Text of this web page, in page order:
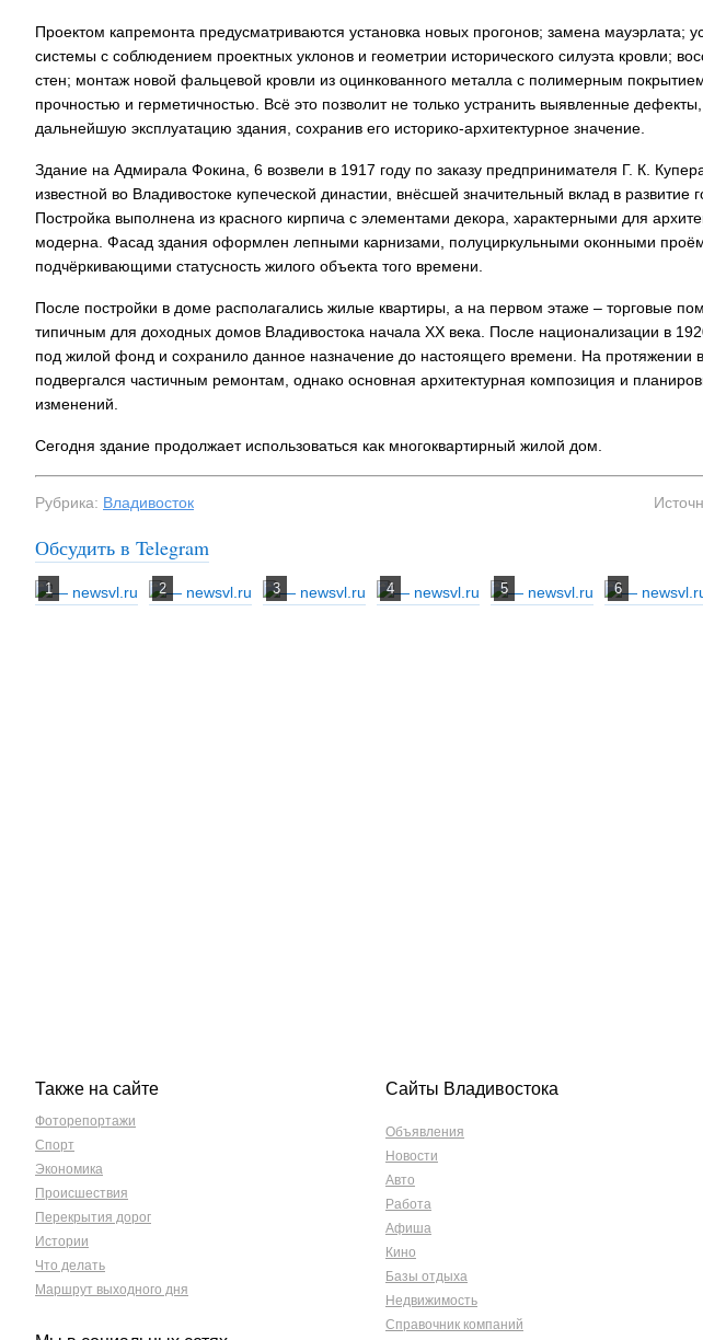
Проектом капремонта предусматриваются установка новых прогонов; замена мауэрлата;
системы с соблюдением проектных уклонов и геометрии исторического силуэта кровли;
стен; монтаж новой фальцевой кровли из оцинкованного металла с полимерным
прочностью и герметичностью. Всё это позволит не только устранить выявленные
дальнейшую эксплуатацию здания, сохранив его историко-архитектурное значение.
Здание на Адмирала Фокина, 6 возвели в 1917 году по заказу предпринимателя Г. К.
известной во Владивостоке купеческой династии, внёсшей значительный вклад в развитие
Постройка выполнена из красного кирпича с элементами декора, характерными для
модерна. Фасад здания оформлен лепными карнизами, полуциркульными оконными
подчёркивающими статусность жилого объекта того времени.
После постройки в доме располагались жилые квартиры, а на первом этаже – торговые
типичным для доходных домов Владивостока начала XX века. После национализации в
под жилой фонд и сохранило данное назначение до настоящего времени. На протяжении
подвергался частичным ремонтам, однако основная архитектурная композиция и
изменений.
Сегодня здание продолжает использоваться как многоквартирный жилой дом.
Рубрика: Владивосток
Обсудить в Telegram
Также на сайте
Фоторепортажи
Спорт
Экономика
Происшествия
Перекрытия дорог
Истории
Что делать
Маршрут выходного дня
Сайты Владивостока
Объявления
Новости
Авто
Работа
Афиша
Кино
Базы отдыха
Недвижимость
Справочник компаний